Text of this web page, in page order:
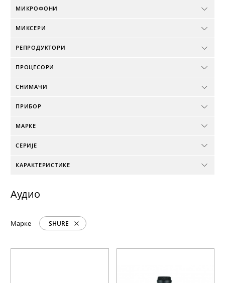
МИКРОФОНИ
МИКСЕРИ
РЕПРОДУКТОРИ
ПРОЦЕСОРИ
СНИМАЧИ
ПРИБОР
МАРКЕ
СЕРИЈЕ
КАРАКТЕРИСТИКЕ
Аудио
Марке SHURE